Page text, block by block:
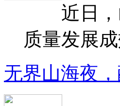
近日，山
质量发展
无界山海夜